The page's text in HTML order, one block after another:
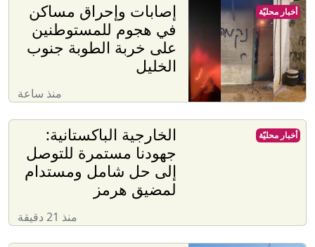
إصابات وإحراق مساكن
في هجوم للمستوطنين
على خربة الطوبة جنوب
الخليل
منذ ساعة
أخبار محليّة
الخارجية الباكستانية:
جهودنا مستمرة للتوصل
إلى حل شامل ومستدام
لمضيق هرمز
منذ 21 دقيقة
أخبار محليّة